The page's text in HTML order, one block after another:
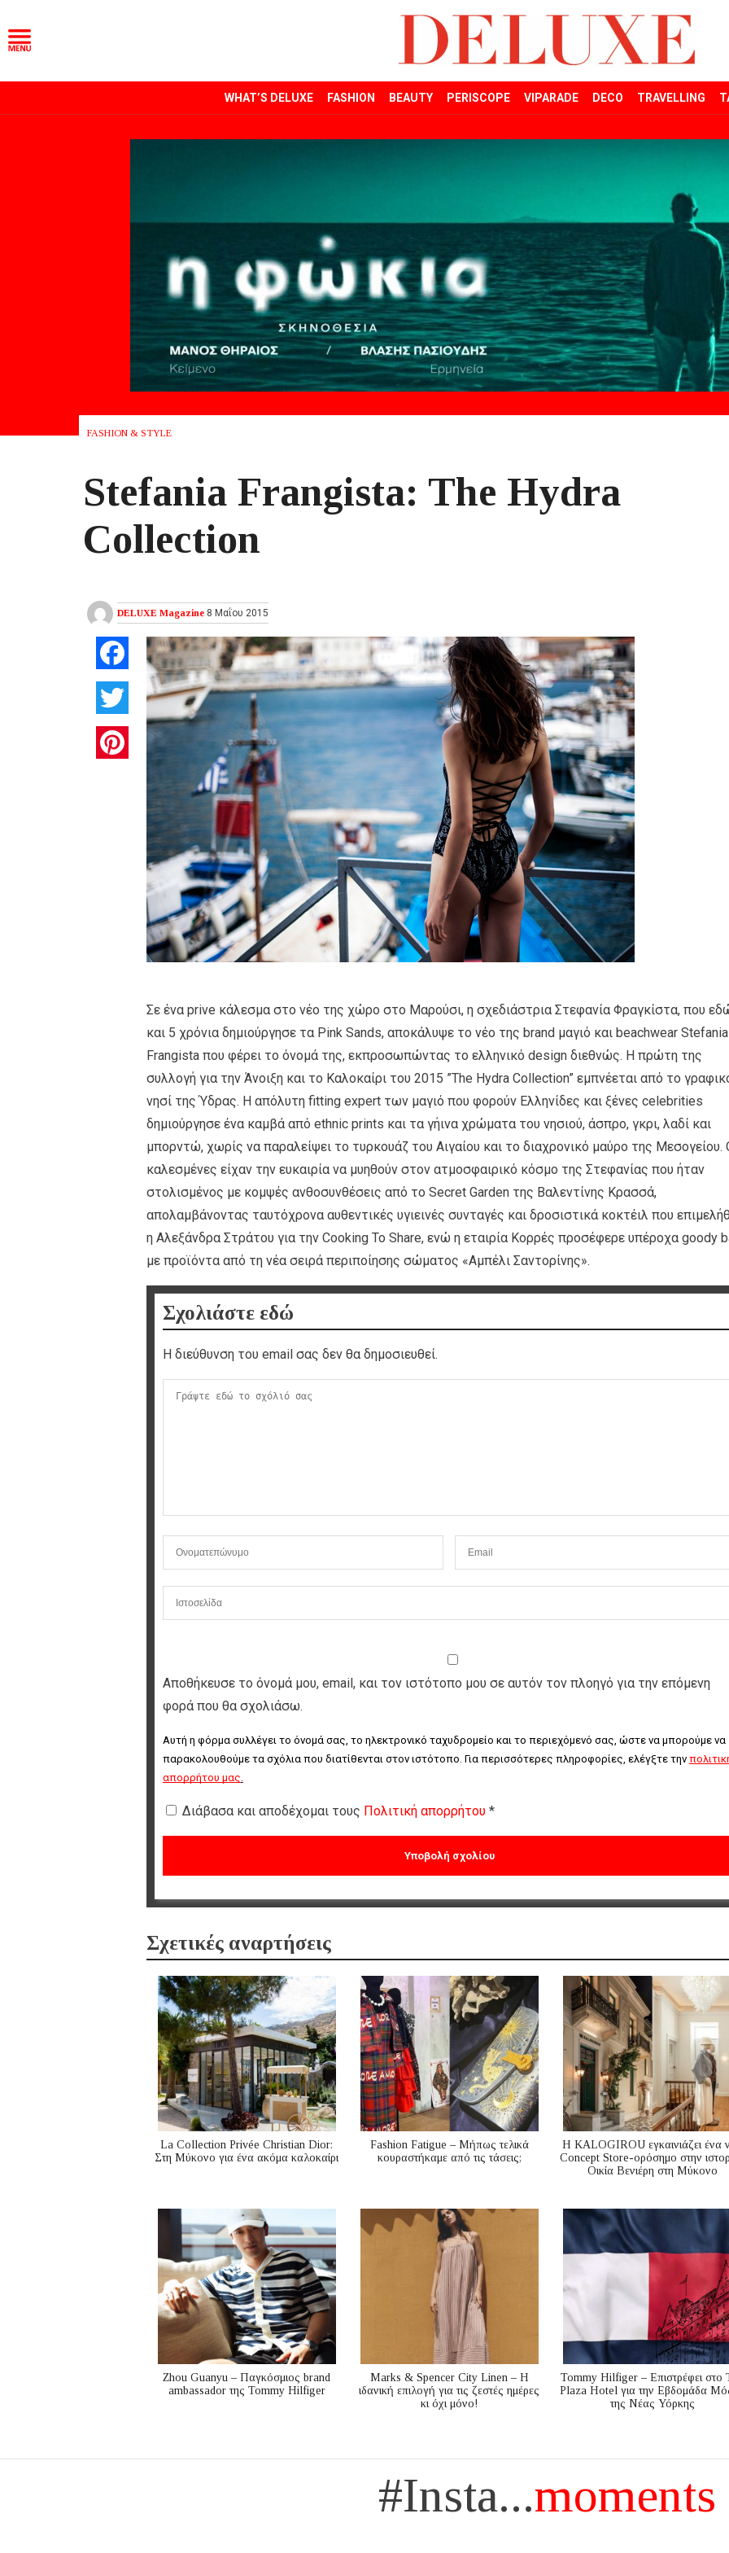
WHAT’S DELUXE FASHION BEAUTY PERISCOPE VIPARADE DECO TRAVELLING
FASHION & STYLE
Stefania Frangista: The Hydra
Collection
DELUXE Magazine 8 Μαΐου 2015
Facebook
Twitter
Pinterest
Σε ένα prive κάλεσμα στο νέο της χώρο στο Μαρούσι, η σχεδιάστρια Στεφανία Φραγκίστα, που
και 5 χρόνια δημιούργησε τα Pink Sands, αποκάλυψε το νέο της brand μαγιό και beachwear Stefania
Frangista που φέρει το όνομά της, εκπροσωπώντας το ελληνικό design διεθνώς. H πρώτη της
συλλογή για την Άνοιξη και το Καλοκαίρι του 2015 ”Τhe Hydra Collection” εμπνέεται από το
νησί της Ύδρας. Η απόλυτη fitting expert των μαγιό που φορούν Ελληνίδες και ξένες celebrities
δημιούργησε ένα καμβά από ethnic prints και τα γήινα χρώματα του νησιού, άσπρο, γκρι, λαδί και
μπορντώ, χωρίς να παραλείψει το τυρκουάζ του Αιγαίου και το διαχρονικό μαύρο της Μεσογείου.
καλεσμένες είχαν την ευκαιρία να μυηθούν στον ατμοσφαιρικό κόσμο της Στεφανίας που ήταν
στολισμένος με κομψές ανθοσυνθέσεις από το Secret Garden της Βαλεντίνης Κρασσά,
απολαμβάνοντας ταυτόχρονα αυθεντικές υγιεινές συνταγές και δροσιστικά κοκτέιλ που
η Αλεξάνδρα Στράτου για την Cooking To Share, ενώ η εταιρία Κορρές προσέφερε υπέροχα goody
με προϊόντα από τη νέα σειρά περιποίησης σώματος «Αμπέλι Σαντορίνης».
Σχολιάστε εδώ
Η διεύθυνση του email σας δεν θα δημοσιευθεί.
Αποθήκευσε το όνομά μου, email, και τον ιστότοπο μου σε αυτόν τον πλοηγό για την επόμενη
φορά που θα σχολιάσω.
Αυτή η φόρμα συλλέγει το όνομά σας, το ηλεκτρονικό ταχυδρομείο και το περιεχόμενό σας, ώστε να μπορούμε να
παρακολουθούμε τα σχόλια που διατίθενται στον ιστότοπο. Για περισσότερες πληροφορίες, ελέγξτε την
απορρήτου μας.
Διάβασα και αποδέχομαι τους Πολιτική απορρήτου *
Σχετικές αναρτήσεις
La Collection Privée Christian Dior:
Στη Μύκονο για ένα ακόμα καλοκαίρι
Fashion Fatigue – Μήπως τελικά
κουραστήκαμε από τις τάσεις;
Η KALOGIROU εγκαινιάζει ένα
Concept Store-ορόσημο στην
Οικία Βενιέρη στη Μύκονο
Zhou Guanyu – Παγκόσμιος brand
ambassador της Tommy Hilfiger
Marks & Spencer City Linen – Η
ιδανική επιλογή για τις ζεστές ημέρες
κι όχι μόνο!
Tommy Hilfiger – Επιστρέφει στο
Plaza Hotel για την Εβδομάδα
της Νέας Υόρκης
#Insta...moments